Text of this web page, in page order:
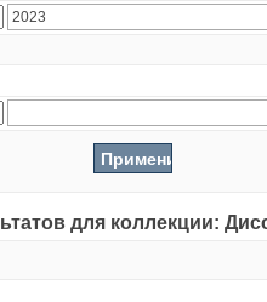
для коллекции: